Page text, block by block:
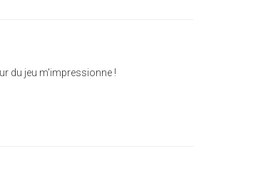
du jeu m'impressionne !